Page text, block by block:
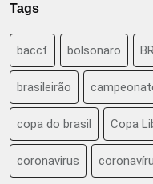
Tags
baccf bolsonaro
brasileirão
copa do brasil Copa
coronavirus